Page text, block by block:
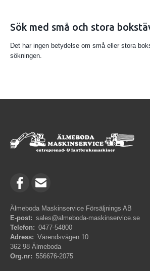
Sök med små och stora
Det har ingen betydelse om små eller stora
sökningen.
Älmeboda Maskinservice Försäljnings AB
E-post: sales@almeboda-maskinservice.se
Telefon: 0477-54800
Adress: Värendsvägen 10
362 98 Älmeboda
Org.nr: 556676-2075